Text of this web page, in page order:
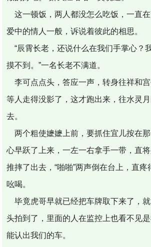
这一顿饭，两人都没怎么吃饭，一直
爱中的情人一般，诉说着彼此的相思。
“辰霄长老，还说什么在我们手掌心？
摸不到。”一名长老不满道。
李可点点头，答应一声，转身往祥和
等人走得没影了，这才跑出来，往水灵
去。
两个粗使嬷嬷上前，要抓住宜儿按在
心早跃了上来，一左一右拿手一带，直
推摔了出去，“啪啪”两声倒在台上，直
吆喝。
毕竟虎哥早就已经把车牌取下来了，
头拍到了，里面的人在监控上也看不见
能认出我们的车。